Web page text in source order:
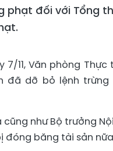
phạt đối với Tổng
11, Văn phòng
đã dỡ bỏ lệnh
cũng như Bộ trưởng
đóng băng tài sản